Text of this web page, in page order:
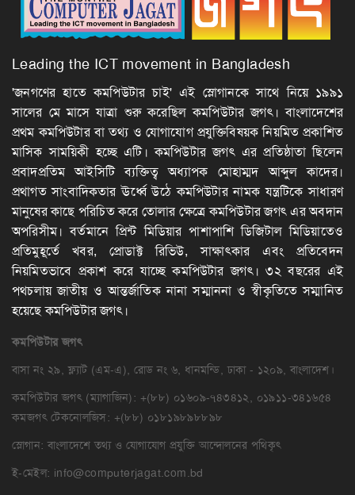
Leading the ICT movement in Bangladesh
'জনগণের হাতে কমপিউটার চাই' এই স্লোগানকে সাথে নিয়ে ১৯৯১
সালের মে মাসে যাত্রা শুরু করেছিল কমপিউটার জগৎ। বাংলাদেশের
প্রথম কমপিউটার বা তথ্য ও যোগাযোগ প্রযুক্তিবিষয়ক নিয়মিত প্রকাশিত
মাসিক সাময়িকী হচ্ছে এটি। কমপিউটার জগৎ এর প্রতিষ্ঠাতা ছিলেন
প্রবাদপ্রতিম আইসিটি ব্যক্তিত্ব অধ্যাপক মোহাম্মদ আব্দুল কাদের।
প্রথাগত সাংবাদিকতার ঊর্ধ্বে উঠে কমপিউটার নামক যন্ত্রটিকে সাধারণ
মানুষের কাছে পরিচিত করে তোলার ক্ষেত্রে কমপিউটার জগৎ এর অবদান
অপরিসীম। বর্তমানে প্রিন্ট মিডিয়ার পাশাপাশি ডিজিটাল মিডিয়াতেও
প্রতিমুহূর্তে খবর, প্রোডাক্ট রিভিউ, সাক্ষাৎকার এবং প্রতিবেদন
নিয়মিতভাবে প্রকাশ করে যাচ্ছে কমপিউটার জগৎ। ৩২ বছরের এই
পথচলায় জাতীয় ও আন্তর্জাতিক নানা সম্মাননা ও স্বীকৃতিতে সম্মানিত
হয়েছে কমপিউটার জগৎ।
কমপিউটারজগৎ
বাসা নং ২৯, ফ্ল্যাট (এম-এ), রোড নং ৬, ধানমন্ডি, ঢাকা - ১২০৯, বাংলাদেশ।
কমপিউটার জগৎ (ম্যাগাজিন): +(৮৮) ০১৬০৯-৭৪৩৪১২, ০১৯১১-৩৪১৬৫৪
কমজগৎ টেকনোলজিস: +(৮৮) ০১৮১৯৮৯৮৮৯৮
স্লোগান: বাংলাদেশে তথ্য ও যোগাযোগ প্রযুক্তি আন্দোলনের পথিকৃৎ
ই-মেইল: info@computerjagat.com.bd